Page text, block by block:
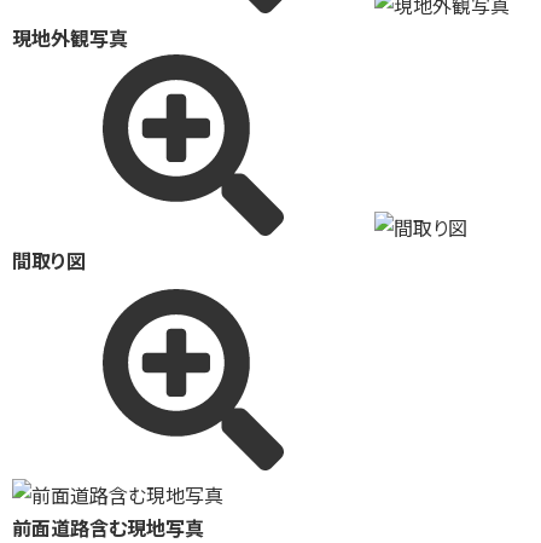
現地外観写真
間取り図
前面道路含む現地写真